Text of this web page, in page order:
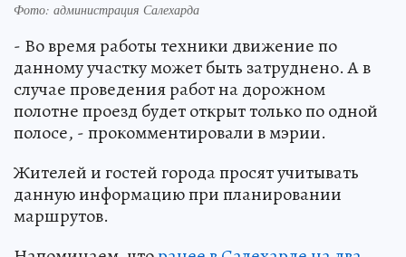
Фото: администрация Салехарда
- Во время работы техники движение по
данному участку может быть затруднено. А в
случае проведения работ на дорожном
полотне проезд будет открыт только по одной
полосе, - прокомментировали в мэрии.
Жителей и гостей города просят учитывать
данную информацию при планировании
маршрутов.